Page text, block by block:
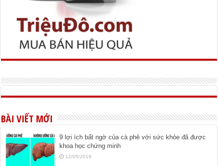
BÀI VIẾT MỚI
9 lợi ích bất ngờ của cà phê với sức khỏe đã được
khoa học chứng minh
12/05/2019